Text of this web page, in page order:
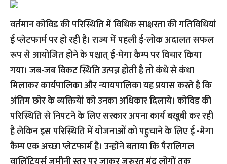
वर्तमान कोविड की परिस्थिति में विधिक साक्षरता की गतिविधियां
ई प्लेटफार्म पर हो रही है। राज्य में पहली ई-लोक अदालत सफल
रूप से आयोजित होने के पश्चात् ई-मेगा कैम्प पर विचार किया
गया। जब-जब विकट स्थिति उत्पन्न होती है तो कंधे से कंधा
मिलाकर कार्यपालिका और न्यायपालिका यह प्रयास करते है कि
अंतिम छोर के व्यक्तियेां को उनका अधिकार दिलाये। कोविड की
परिस्थिति से निपटने के लिए सरकार अपना कार्य बखूबी कर रही
है लेकिन इस परिस्थिति में योजनाओं को पहुचाने के लिए ई -मेगा
कैम्प एक अच्छा प्लेटफार्म है। उन्होंने बताया कि पैरालिगल